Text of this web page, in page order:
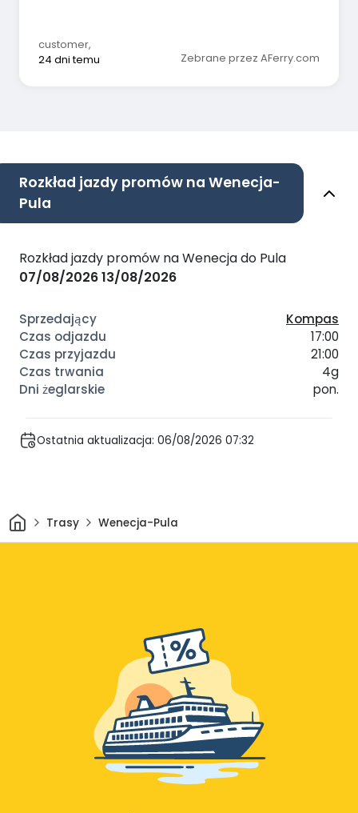
customer,
24 dni temu
Zebrane przez AFerry.com
Rozkład jazdy promów na Wenecja-
Pula
Rozkład jazdy promów na Wenecja do Pula
07/08/202613/08/2026
Kompas
17:00
21:00
4g
pon.
Ostatnia aktualizacja: 06/08/2026 07:32
DomTrasy Wenecja-Pula